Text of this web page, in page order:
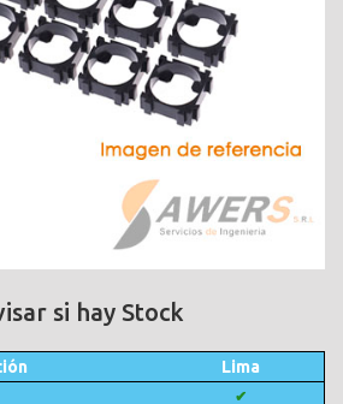
si hay Stock
Lima
✔